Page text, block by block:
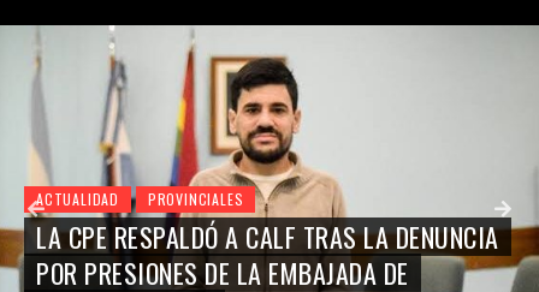
ACTUALIDAD PROVINCIALES
LA CPE RESPALDÓ A CALF TRAS LA DENUNCIA
POR PRESIONES DE LA EMBAJADA DE